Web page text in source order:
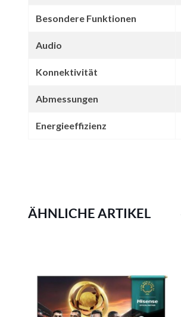
Besondere Funktionen
Audio
Konnektivität
Abmessungen
Energieeffizienz
ÄHNLICHE ARTIKEL